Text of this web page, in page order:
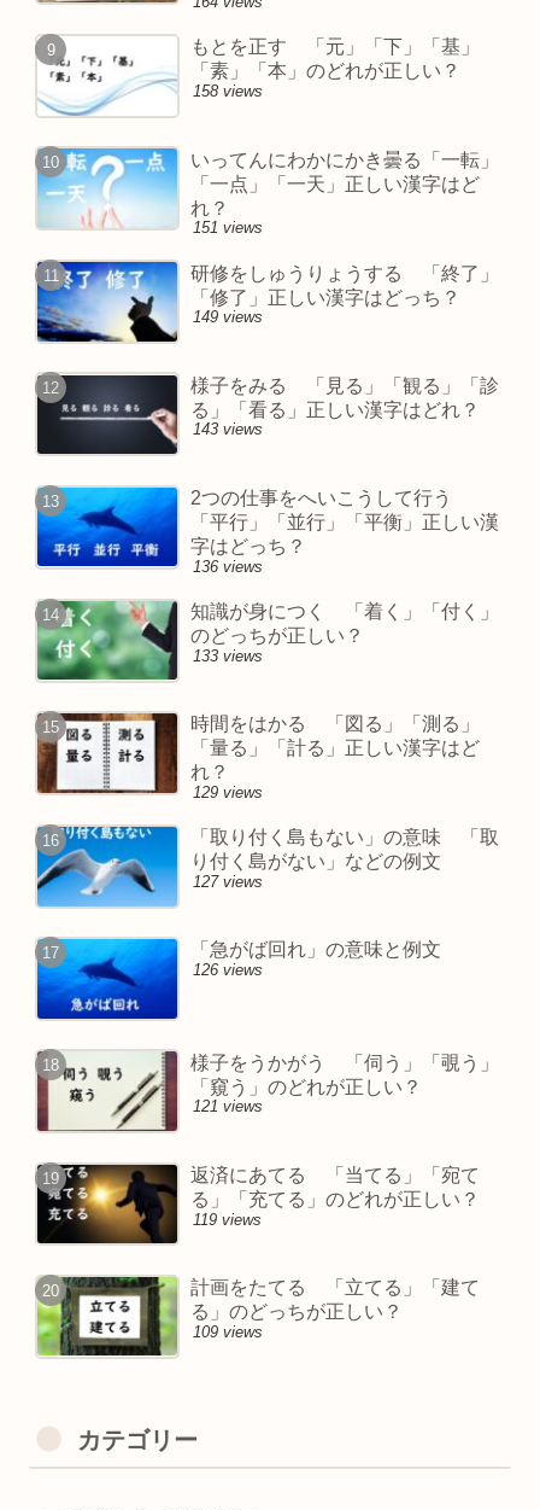
もとを正す 「元」「下」「基」
「素」「本」のどれが正しい？
158 views
いってんにわかにかき曇る「一転」
「一点」「一天」正しい漢字はど
れ？
151 views
研修をしゅうりょうする 「終了」
「修了」正しい漢字はどっち？
149 views
様子をみる 「見る」「観る」「診
る」「看る」正しい漢字はどれ？
143 views
2つの仕事をへいこうして行う
「平行」「並行」「平衡」正しい漢
字はどっち？
136 views
知識が身につく 「着く」「付く」
のどっちが正しい？
133 views
時間をはかる 「図る」「測る」
「量る」「計る」正しい漢字はど
れ？
129 views
「取り付く島もない」の意味 「取
り付く島がない」などの例文
127 views
「急がば回れ」の意味と例文
126 views
様子をうかがう 「伺う」「覗う」
「窺う」のどれが正しい？
121 views
返済にあてる 「当てる」「宛て
る」「充てる」のどれが正しい？
119 views
計画をたてる 「立てる」「建て
る」のどっちが正しい？
109 views
カテゴリー